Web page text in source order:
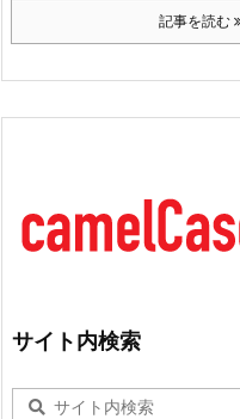
記事を読む
サイト内検索